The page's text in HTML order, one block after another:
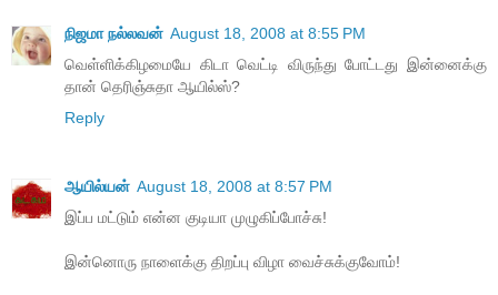
நிஜமா நல்லவன் August 18, 2008 at 8:55 PM
வெள்ளிக்கிழமையே கிடா வெட்டி விருந்து போட்டது இன்னைக்கு
தான் தெரிஞ்சுதா ஆயில்ஸ்?
Reply
ஆயில்யன் August 18, 2008 at 8:57 PM
இப்ப மட்டும் என்ன குடியா முழுகிப்போச்சு!
இன்னொரு நாளைக்கு திறப்பு விழா வைச்சுக்குவோம்!